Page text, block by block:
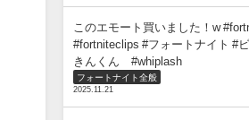
このエモート買いました！w
#fortniteclips #フォートナイト #
きんくん #whiplash
フォートナイト全般
2025.11.21